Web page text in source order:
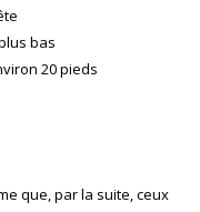
bas
20 pieds
que, par la suite, ceux